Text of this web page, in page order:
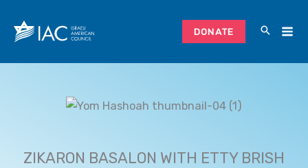
content
DONATE
ZIKARON BASALON WITH ETTY BRISH